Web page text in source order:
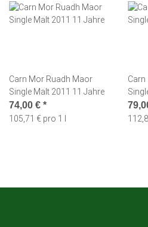
Carn Mor Ruadh Maor
Single Malt 2011 11 Jahre
74,00 € *
105,71 € pro 1 l